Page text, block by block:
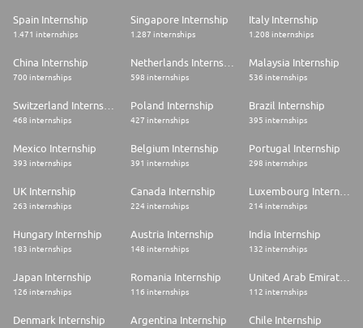
Spain Internship
1.471 internships
Singapore Internship
1.287 internships
Italy Internship
1.208 internships
China Internship
700 internships 598 internships
Malaysia Internship
536 internships
468 internships
Poland Internship
427 internships
Brazil Internship
395 internships
Mexico Internship
393 internships
Belgium Internship
391 internships
Portugal Internship
298 internships
UK Internship
263 internships
Canada Internship
224 internships
Luxembourg Internship
214 internships
Hungary Internship
183 internships
Austria Internship
148 internships
India Internship
132 internships
Japan Internship
126 internships
Romania Internship
116 internships
United Arab Emirates Internship
112 internships
Denmark Internship Argentina Internship Chile Internship